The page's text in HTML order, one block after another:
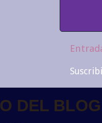
DEL BLOG